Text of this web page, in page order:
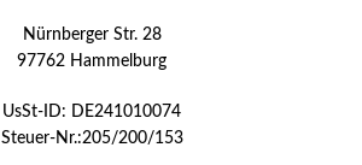
Nürnberger Str. 28
97762 Hammelburg
UsSt-ID: DE241010074
Steuer-Nr.:205/200/153